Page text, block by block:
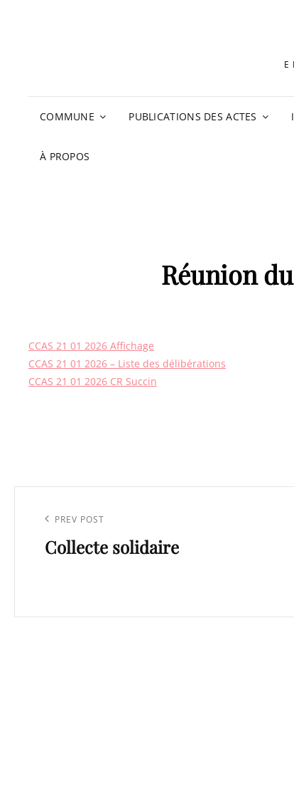
COMMUNE PUBLICATIONS DES ACTES
À PROPOS
Réunion
CCAS 21 01 2026 Affichage
CCAS 21 01 2026 – Liste des délibérations
CCAS 21 01 2026 CR Succin
l’article
Previous
Post
PREV POST
Collecte solidaire